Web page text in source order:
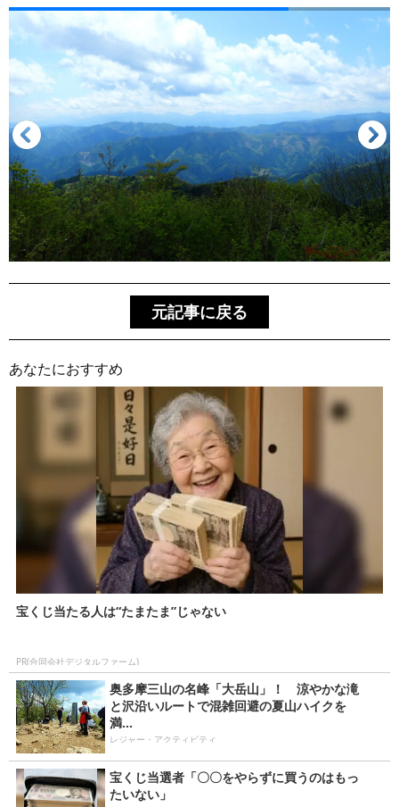
元記事に戻る
あなたにおすすめ
宝くじ当たる人は“たまたま”じゃない
PR(合同会社デジタルファーム)
奥多摩三山の名峰「大岳山」！ 涼やかな滝
と沢沿いルートで混雑回避の夏山ハイクを
満...
レジャー・アクティビティ
宝くじ当選者「〇〇をやらずに買うのはもっ
たいない」